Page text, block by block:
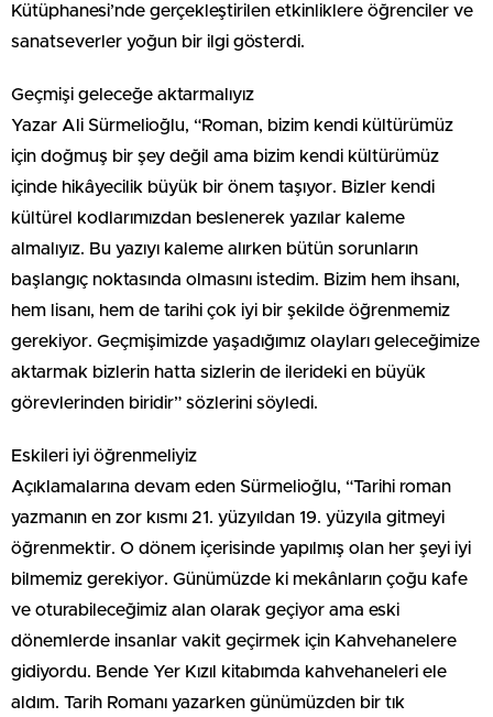
Kütüphanesi’nde gerçekleştirilen etkinliklere öğrenciler ve
sanatseverler yoğun bir ilgi gösterdi.
Geçmişi geleceğe aktarmalıyız
Yazar Ali Sürmelioğlu, “Roman, bizim kendi kültürümüz
için doğmuş bir şey değil ama bizim kendi kültürümüz
içinde hikâyecilik büyük bir önem taşıyor. Bizler kendi
kültürel kodlarımızdan beslenerek yazılar kaleme
almalıyız. Bu yazıyı kaleme alırken bütün sorunların
başlangıç noktasında olmasını istedim. Bizim hem ihsanı,
hem lisanı, hem de tarihi çok iyi bir şekilde öğrenmemiz
gerekiyor. Geçmişimizde yaşadığımız olayları geleceğimize
aktarmak bizlerin hatta sizlerin de ilerideki en büyük
görevlerinden biridir” sözlerini söyledi.
Eskileri iyi öğrenmeliyiz
Açıklamalarına devam eden Sürmelioğlu, “Tarihi roman
yazmanın en zor kısmı 21. yüzyıldan 19. yüzyıla gitmeyi
öğrenmektir. O dönem içerisinde yapılmış olan her şeyi iyi
bilmemiz gerekiyor. Günümüzde ki mekânların çoğu kafe
ve oturabileceğimiz alan olarak geçiyor ama eski
dönemlerde insanlar vakit geçirmek için Kahvehanelere
gidiyordu. Bende Yer Kızıl kitabımda kahvehaneleri ele
aldım. Tarih Romanı yazarken günümüzden bir tık